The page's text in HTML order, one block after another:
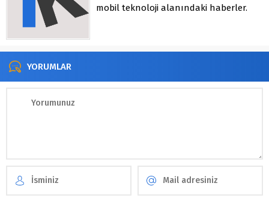
mobil teknoloji alanındaki haberler.
YORUMLAR